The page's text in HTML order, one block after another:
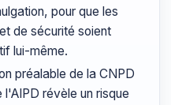
pour que les
de sécurité soient
lui-même.
préalable de la CNPD
révèle un risque